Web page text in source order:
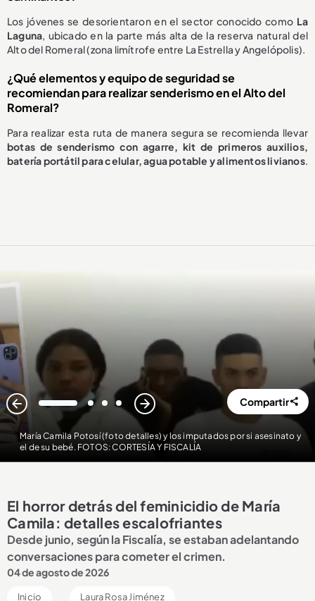
Los jóvenes se desorientaron en el sector conocido como La
Laguna, ubicado en la parte más alta de la reserva natural del
Alto del Romeral (zona limítrofe entre La Estrella y Angelópolis).
¿Qué elementos y equipo de seguridad se
recomiendan para realizar senderismo en el Alto del
Romeral?
Para realizar esta ruta de manera segura se recomienda llevar
botas de senderismo con agarre, kit de primeros auxilios,
batería portátil para celular, agua potable y alimentos livianos.
María Camila Potosí (foto detalles) y los imputados por si asesinato y
el de su bebé. FOTOS: CORTESÍA Y FISCALÍA
1 2 3 4 Compartir
El horror detrás del feminicidio de María
Camila: detalles escalofriantes
Desde junio, según la Fiscalía, se estaban adelantando
conversaciones para cometer el crimen.
04 de agosto de 2026
Inicio Laura Rosa Jiménez